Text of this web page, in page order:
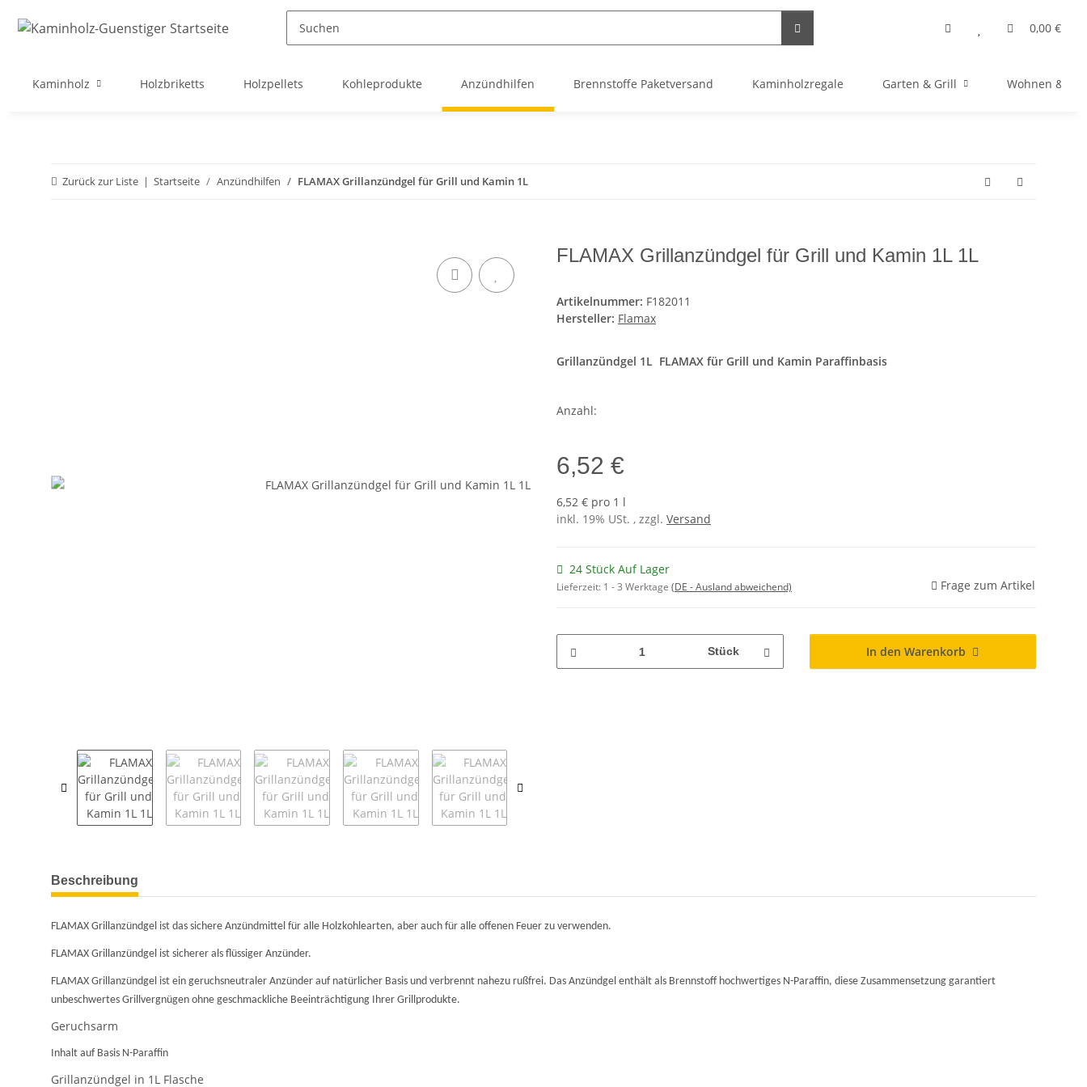
0,00 €
Kaminholz Holzbriketts Holzpellets Kohleprodukte Anzündhilfen Brennstoffe Paketversand Kaminholzregale Garten & Grill Wohnen &
Zurück zur Liste Startseite Anzündhilfen FLAMAX Grillanzündgel für Grill und Kamin 1L
FLAMAX Grillanzündgel für Grill und Kamin 1L 1L
Artikelnummer: F182011
Hersteller: Flamax
Grillanzündgel 1L FLAMAX für Grill und Kamin Paraffinbasis
Anzahl:
6,52 €
6,52 € pro 1 l
inkl. 19% USt. , zzgl. Versand
24 Stück Auf Lager
Lieferzeit: 1 - 3 Werktage (DE - Ausland abweichend) Frage zum Artikel
Stück In den Warenkorb
weitere Registerkarten anzeigen
Beschreibung
FLAMAX Grillanzündgel ist das sichere Anzündmittel für alle Holzkohlearten, aber auch für alle offenen Feuer zu verwenden.
FLAMAX Grillanzündgel ist sicherer als flüssiger Anzünder.
FLAMAX Grillanzündgel ist ein geruchsneutraler Anzünder auf natürlicher Basis und verbrennt nahezu rußfrei. Das Anzündgel enthält als Brennstoff hochwertiges N-Paraffin, diese Zusammensetzung garantiert
unbeschwertes Grillvergnügen ohne geschmackliche Beeinträchtigung Ihrer Grillprodukte.
Geruchsarm
Inhalt auf Basis N-Paraffin
Grillanzündgel in 1L Flasche